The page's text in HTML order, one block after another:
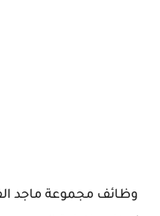
وظائف مجموعة ماجد